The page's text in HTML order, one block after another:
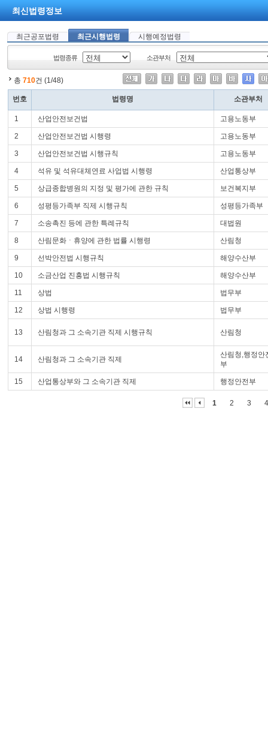
최신법령정보
최근공포법령 최근시행법령 시행예정법령
법령종류 소관부처
총 710건 (1/48)
번호 법령명 소관부처
1 산업안전보건법 고용노동부
2 산업안전보건법 시행령 고용노동부
3 산업안전보건법 시행규칙 고용노동부
4 석유 및 석유대체연료 사업법 시행령 산업통상부
5 상급종합병원의 지정 및 평가에 관한 규칙 보건복지부
6 성평등가족부 직제 시행규칙 성평등가족부
7 소송촉진 등에 관한 특례규칙 대법원
8 산림문화ㆍ휴양에 관한 법률 시행령 산림청
9 선박안전법 시행규칙 해양수산부
10 소금산업 진흥법 시행규칙 해양수산부
11 상법 법무부
12 상법 시행령 법무부
13 산림청과 그 소속기관 직제 시행규칙 산림청
14 산림청과 그 소속기관 직제
산림청,행정안
부
15 산업통상부와 그 소속기관 직제 행정안전부
1 2 3 4